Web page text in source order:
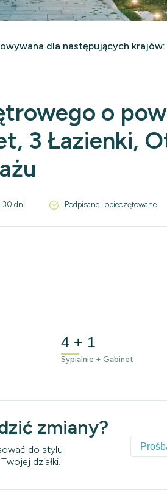
dla następujących krajów:
o
3 Łazienki,
30 dni Podpisane i opieczętowane
4 + 1
Sypialnie + Gabinet
zmiany?
do stylu
działki.